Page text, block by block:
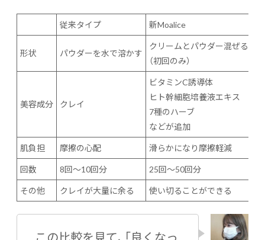
従来タイプ 新Moalice
形状 パウダーを水で溶かす
クリームとパウダー混ぜる
（初回のみ）
美容成分 クレイ
ビタミンC誘導体
ヒト幹細胞培養液エキス
7種のハーブ
などが追加
肌負担
摩擦の心配
滑らかになり摩擦軽減
回数
8回～10回分
25回～50回分
その他
クレイが大量に余る 使い切ることができる